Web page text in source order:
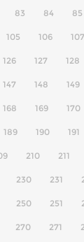
83 84 85
105 106 107
126 127 128
147 148 149
168 169 170
189 190 191
210 211
230 231
250 251
270 271